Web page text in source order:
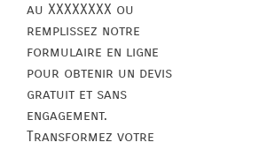
au XXXXXXXX ou
remplissez notre
formulaire en ligne
pour obtenir un devis
gratuit et sans
engagement.
Transformez votre